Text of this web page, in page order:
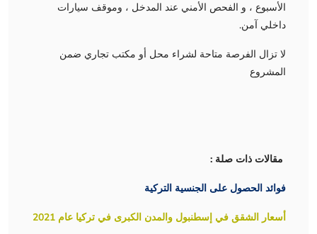
الأسبوع ، و الفحص الأمني ​​عند المدخل ، وموقف سيارات
داخلي آمن.
لا تزال الفرصة متاحة لشراء محل أو مكتب تجاري ضمن
المشروع
مقالات ذات صلة :
فوائد الحصول على الجنسية التركية
أسعار الشقق في إسطنبول والمدن الكبرى في تركيا عام 2021